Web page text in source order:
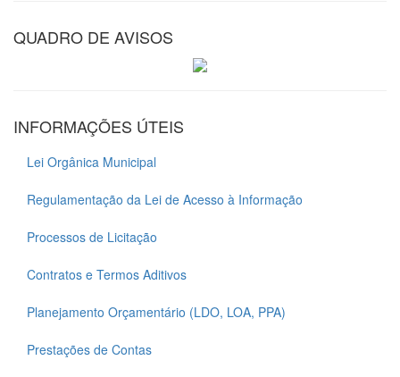
QUADRO DE AVISOS
INFORMAÇÕES ÚTEIS
Lei Orgânica Municipal
Regulamentação da Lei de Acesso à Informação
Processos de Licitação
Contratos e Termos Aditivos
Planejamento Orçamentário (LDO, LOA, PPA)
Prestações de Contas